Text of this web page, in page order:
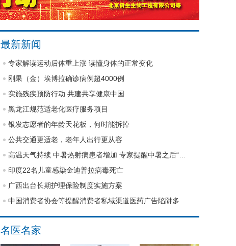
最新新闻
专家解读运动后体重上涨 读懂身体的正常变化
刚果（金）埃博拉确诊病例超4000例
实施残疾预防行动 共建共享健康中国
黑龙江规范适老化医疗服务项目
银发志愿者的年龄天花板，何时能拆掉
公共交通更适老，老年人出行更从容
印度22名儿童感染金迪普拉病毒死亡
广西出台长期护理保险制度实施方案
中国消费者协会等提醒消费者私域渠道医药广告陷阱多
名医名家